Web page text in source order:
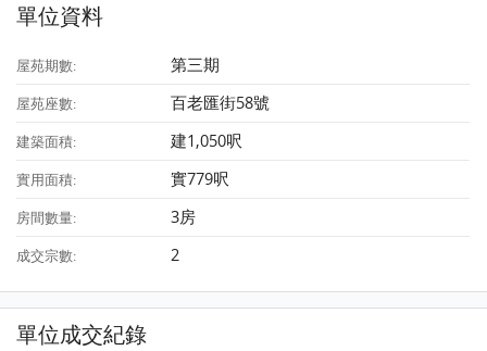
單位資料
屋苑期數: 第三期
屋苑座數: 百老匯街58號
建築面積: 建1,050呎
實用面積: 實779呎
房間數量: 3房
成交宗數: 2
單位成交紀錄